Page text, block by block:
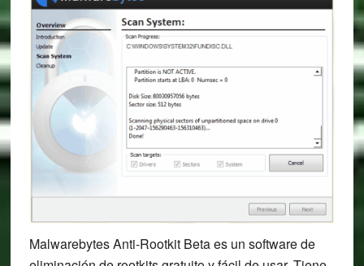
Malwarebytes Anti-Rootkit Beta es un software de